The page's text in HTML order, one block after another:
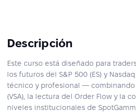
Descripción
Este curso está diseñado para
los futuros del S&P 500 (ES) y
técnico y profesional —
(VSA), la lectura del Order Flow y la
niveles institucionales de